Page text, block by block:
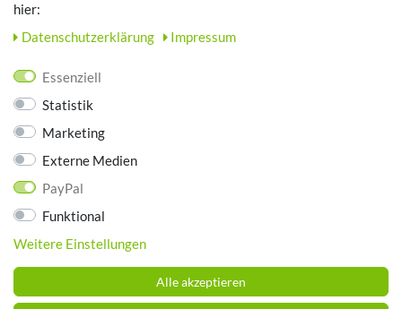
Hausschuhe - Bequeme Schuhe für zuhause
Datenschutz
AGB
Impressum
ZAHLUNGSARTEN
hier:
Daten­schutz­erklärung
Impressum
Essenziell
Statistik
Marketing
Externe Medien
PayPal
Funktional
Weitere Einstellungen
Alle akzeptieren